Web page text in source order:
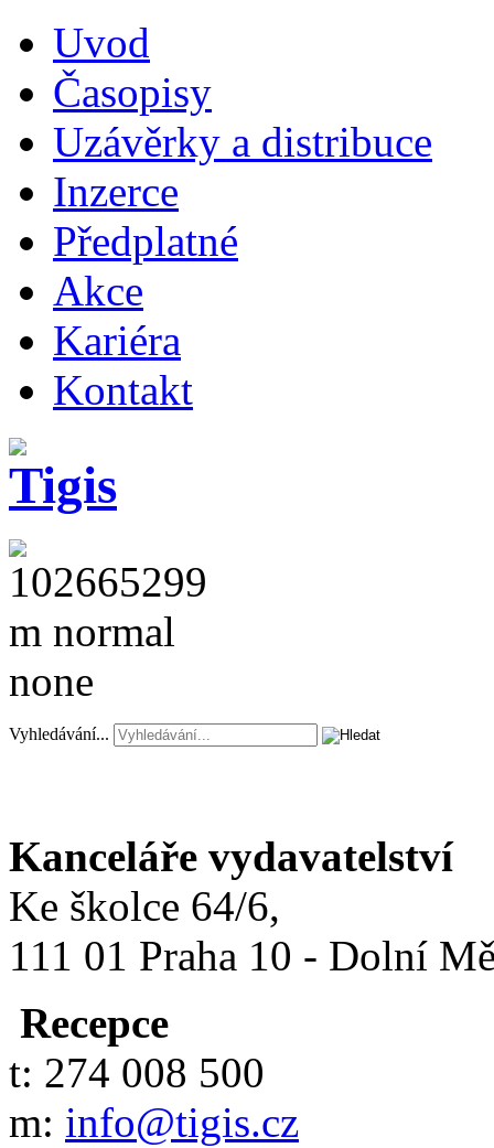
Uvod
Časopisy
Uzávěrky a distribuce
Inzerce
Předplatné
Akce
Kariéra
Kontakt
Vyhledávání...
Kanceláře vydavatelství
Ke školce 64/6,
111 01 Praha 10 - Dolní
Recepce
t: 274 008 500
m: info@tigis.cz